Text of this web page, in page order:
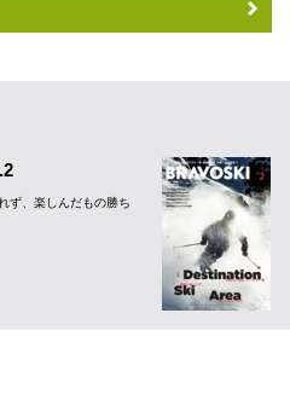
ず、楽しんだもの勝ち